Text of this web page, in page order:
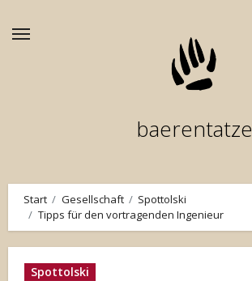
Inhalt
baerentatze
Start Gesellschaft
Spottolski
Tipps für den vortragenden Ingenieur
Spottolski